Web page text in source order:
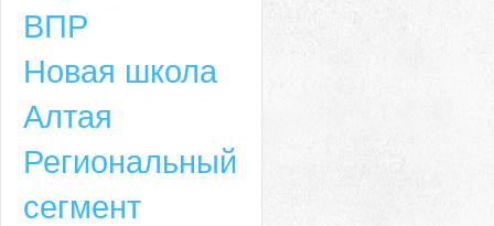
ВПР
Новая школа
Алтая
Региональный
сегмент